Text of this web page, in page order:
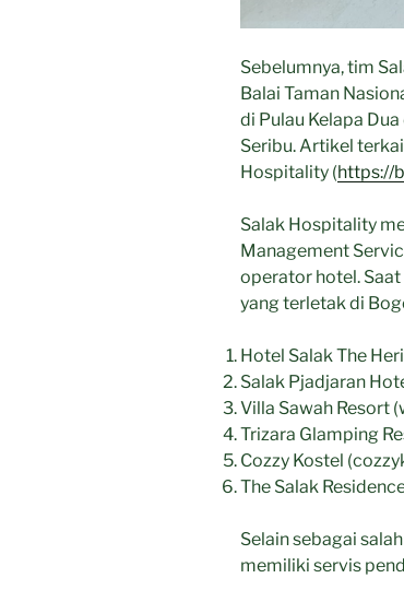
Sebelumnya, tim
Balai Taman
di Pulau Kelapa
Seribu. Artikel
Hospitality (https://
Salak Hospitality
Management
operator hotel.
yang terletak di
Hotel Salak The
Salak Pjadjaran
Villa Sawah Resort
Trizara Glamping
Cozzy Kostel
The Salak
Selain sebagai
memiliki servis